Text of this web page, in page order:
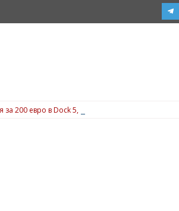
200 евро в Dock 5, вижте подробности